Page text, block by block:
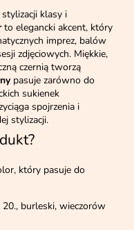
klasy i
to elegancki akcent, który
imprez, balów
zdjęciowych. Miękkie,
czernią tworzą
pasuje zarówno do
sukienek
spojrzenia i
stylizacji.
który pasuje do
burleski, wieczorów